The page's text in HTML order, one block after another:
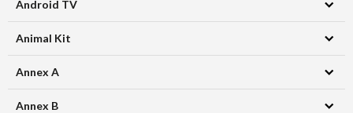
Android TV
Animal Kit
Annex A
Annex B